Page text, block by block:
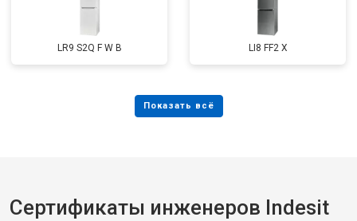
LR9 S2Q F W B LI8 FF2 X
Сертификаты инженеров Indesit